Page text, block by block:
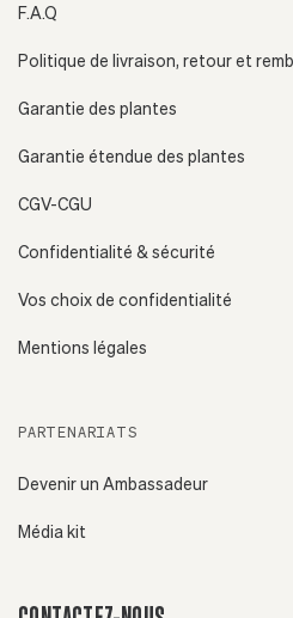
F.A.Q
Politique de livraison, retour et
Garantie des plantes
Garantie étendue des plantes
CGV-CGU
Confidentialité & sécurité
Vos choix de confidentialité
Mentions légales
PARTENARIATS
Devenir un Ambassadeur
Média kit